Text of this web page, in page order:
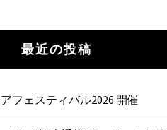
最近の投稿
フェスティバル2026 開催